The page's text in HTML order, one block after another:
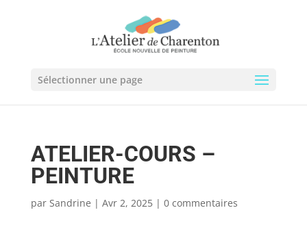
Sélectionner une page
ATELIER-COURS –
PEINTURE
par Sandrine | Avr 2, 2025| 0 commentaires